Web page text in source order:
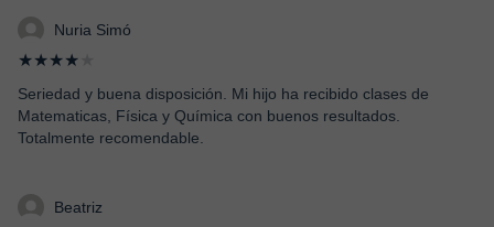
Nuria Simó
★★★★
Seriedad y buena disposición. Mi hijo ha recibido clases de
Matematicas, Física y Química con buenos resultados.
Totalmente recomendable.
Beatriz